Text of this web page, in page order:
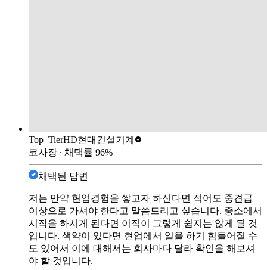
Top_TierHD현대건설기계
코사장 ∙ 채택률 96%
채택된 답변
저는 만약 현업경험을 쌓고자 하신다면 적어도 중견급
이상으로 가셔야 한다고 말씀드리고 싶습니다. 중소에서
시작을 하시게 된다면 이직이 그렇게 쉽지는 않게 될 것
입니다. 색약이 있다면 현업에서 일을 하기 힘들어질 수
도 있어서 이에 대해서는 회사마다 달라 확인을 해보셔
야 할 것입니다.